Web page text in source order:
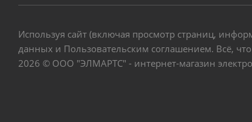
Используя сайт (включая просмотр страниц,
данных и Пользовательским соглашением. Всё,
2026 © ООО "ЭЛМАРТС" - интернет-магазин